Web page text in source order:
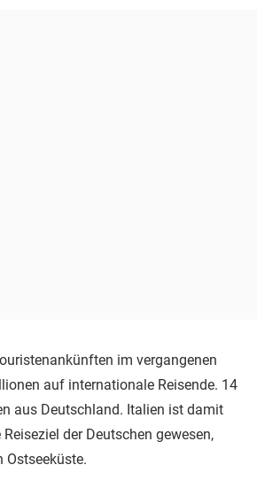
im vergangenen
auf internationale Reisende. 14
aus Deutschland. Italien ist damit
der Deutschen gewesen,
Ostseeküste.